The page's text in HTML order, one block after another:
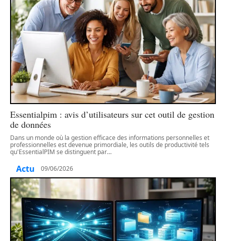
Essentialpim : avis d’utilisateurs sur cet outil de gestion
de données
Dans un monde où la gestion efficace des informations personnelles et
professionnelles est devenue primordiale, les outils de productivité tels
qu'EssentialPIM se distinguent par…
Actu 09/06/2026